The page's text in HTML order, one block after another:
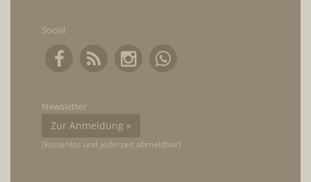
Social
Newsletter
Zur Anmeldung »
(kostenlos und jederzeit abmeldbar)